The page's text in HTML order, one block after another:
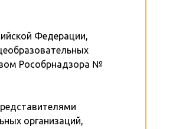
Федерации,
Рособрнадзора №
организаций,